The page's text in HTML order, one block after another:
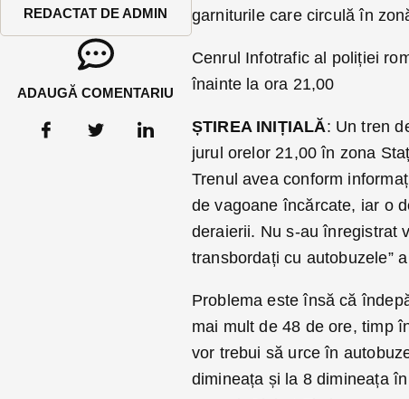
REDACTAT DE ADMIN
ADAUGĂ COMENTARIU
garniturile care circulă în
Cenrul Infotrafic al poliției
înainte la ora 21,00
ȘTIREA INIȚIALĂ: Un tren
jurul orelor 21,00 în zona
Trenul avea conform
de vagoane încărcate, iar o
deraierii. Nu s-au înregistrat
transbordați cu autobuzele”
Problema este însă că
mai mult de 48 de ore, timp
vor trebui să urce în
dimineața și la 8 dimineața